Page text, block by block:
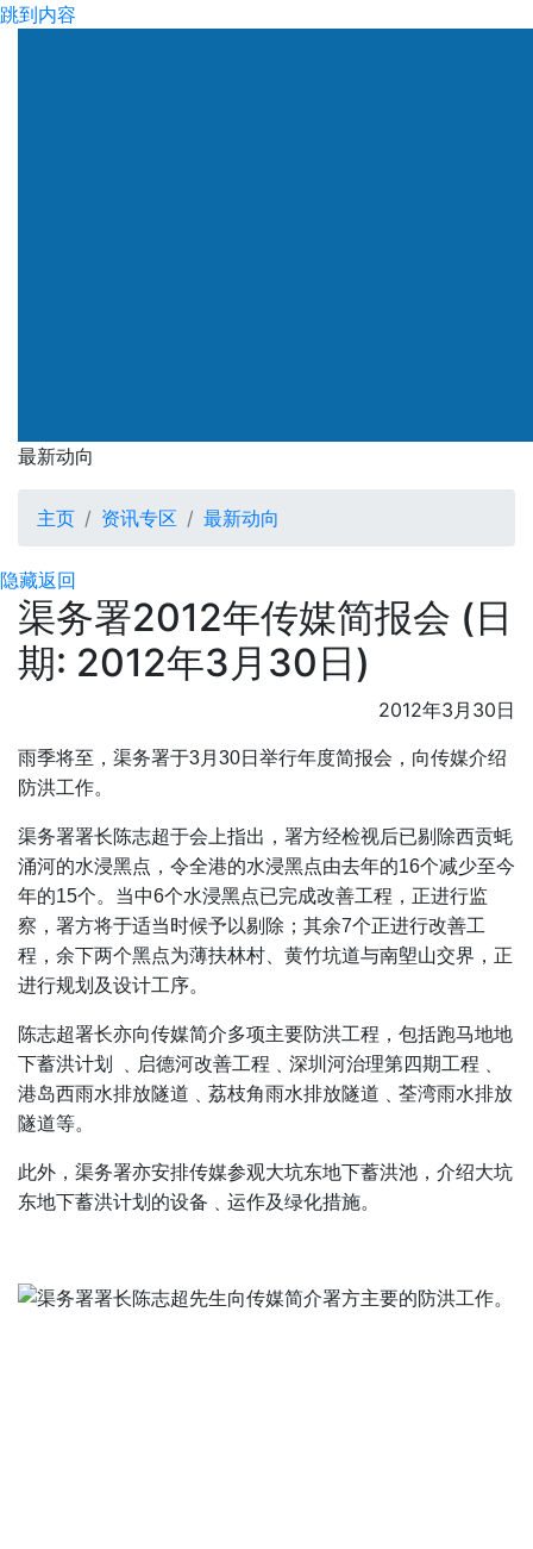
跳到内容
最新动向
最新动向
主页 资讯专区 最新动向
隐藏返回
渠务署2012年传媒简报会 (日
期: 2012年3月30日)
2012年3月30日
雨季将至，渠务署于3月30日举行年度简报会，向传媒介绍
防洪工作。
渠务署署长陈志超于会上指出，署方经检视后已剔除西贡蚝
涌河的水浸黑点，令全港的水浸黑点由去年的16个减少至今
年的15个。当中6个水浸黑点已完成改善工程，正进行监
察，署方将于适当时候予以剔除；其余7个正进行改善工
程，余下两个黑点为薄扶林村、黄竹坑道与南塱山交界，正
进行规划及设计工序。
陈志超署长亦向传媒简介多项主要防洪工程，包括跑马地地
下蓄洪计划 ﹑启德河改善工程﹑深圳河治理第四期工程﹑
港岛西雨水排放隧道﹑荔枝角雨水排放隧道﹑荃湾雨水排放
隧道等。
此外，渠务署亦安排传媒参观大坑东地下蓄洪池，介绍大坑
东地下蓄洪计划的设备﹑运作及绿化措施。